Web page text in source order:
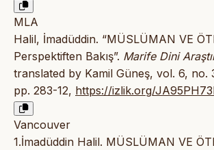
MLA
Halil, İmadüddin. “MÜSLÜMAN VE
Perspektiften Bakış”. Marife Dini
translated by Kamil Güneş, vol. 6, no.
pp. 283-12, https://izlik.org/
Vancouver
1.İmadüddin Halil. MÜSLÜMAN VE